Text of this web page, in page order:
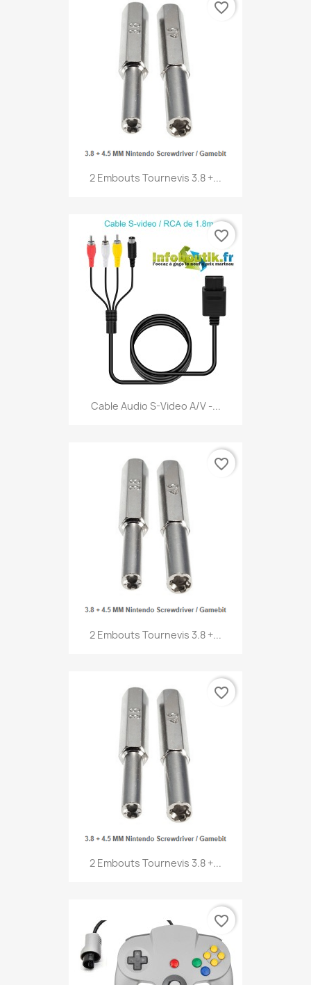
2 Embouts Tournevis 3.8 +...
favorite_border
Cable Audio S-Video A/V -...
favorite_border
2 Embouts Tournevis 3.8 +...
favorite_border
2 Embouts Tournevis 3.8 +...
favorite_border
favorite_border